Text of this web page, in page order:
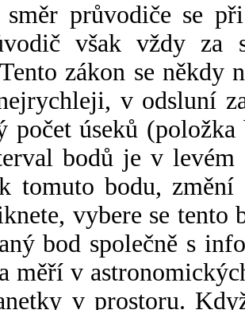
průvodiče se
však vždy za
zákon se někdy
v odsluní
počet úseků
bodů je v
tomuto bodu,
vybere se tento
bod společně s
měří v
v prostoru.